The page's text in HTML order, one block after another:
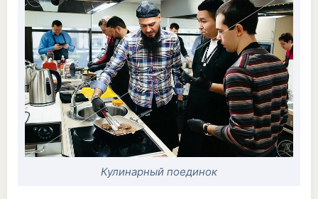
Кулинарный поединок